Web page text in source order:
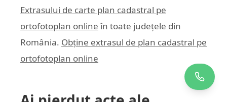
Extrasului de carte plan cadastral pe
ortofotoplan online în toate județele din
România. Obține extrasul de plan cadastral pe
ortofotoplan online